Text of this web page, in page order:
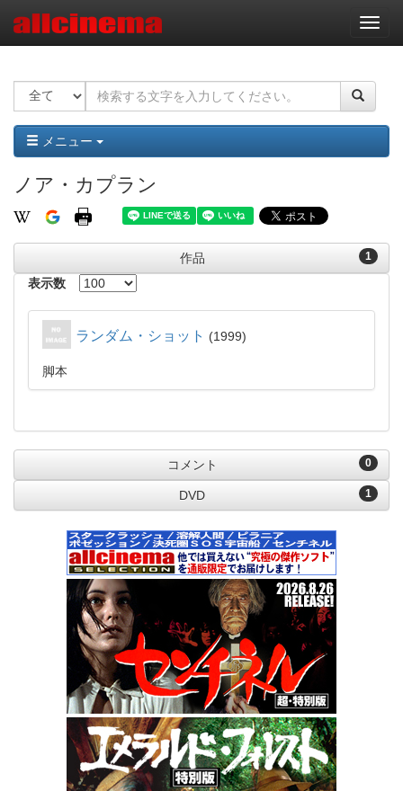
ナ
ビ
ー
ョ
ン
メニュー
ノア・カプラン
1
作品
表示数
ランダム・ショット 1999
脚本
0
コメント
1
DVD